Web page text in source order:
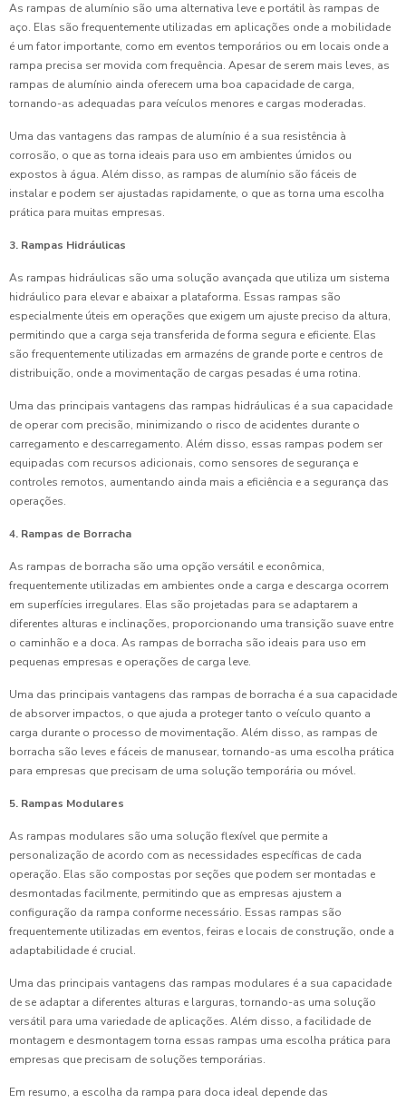
As rampas de alumínio são uma alternativa leve e portátil às rampas de
aço. Elas são frequentemente utilizadas em aplicações onde a mobilidade
é um fator importante, como em eventos temporários ou em locais onde a
rampa precisa ser movida com frequência. Apesar de serem mais leves, as
rampas de alumínio ainda oferecem uma boa capacidade de carga,
tornando-as adequadas para veículos menores e cargas moderadas.
Uma das vantagens das rampas de alumínio é a sua resistência à
corrosão, o que as torna ideais para uso em ambientes úmidos ou
expostos à água. Além disso, as rampas de alumínio são fáceis de
instalar e podem ser ajustadas rapidamente, o que as torna uma escolha
prática para muitas empresas.
3. Rampas Hidráulicas
As rampas hidráulicas são uma solução avançada que utiliza um sistema
hidráulico para elevar e abaixar a plataforma. Essas rampas são
especialmente úteis em operações que exigem um ajuste preciso da altura,
permitindo que a carga seja transferida de forma segura e eficiente. Elas
são frequentemente utilizadas em armazéns de grande porte e centros de
distribuição, onde a movimentação de cargas pesadas é uma rotina.
Uma das principais vantagens das rampas hidráulicas é a sua capacidade
de operar com precisão, minimizando o risco de acidentes durante o
carregamento e descarregamento. Além disso, essas rampas podem ser
equipadas com recursos adicionais, como sensores de segurança e
controles remotos, aumentando ainda mais a eficiência e a segurança das
operações.
4. Rampas de Borracha
As rampas de borracha são uma opção versátil e econômica,
frequentemente utilizadas em ambientes onde a carga e descarga ocorrem
em superfícies irregulares. Elas são projetadas para se adaptarem a
diferentes alturas e inclinações, proporcionando uma transição suave entre
o caminhão e a doca. As rampas de borracha são ideais para uso em
pequenas empresas e operações de carga leve.
Uma das principais vantagens das rampas de borracha é a sua capacidade
de absorver impactos, o que ajuda a proteger tanto o veículo quanto a
carga durante o processo de movimentação. Além disso, as rampas de
borracha são leves e fáceis de manusear, tornando-as uma escolha prática
para empresas que precisam de uma solução temporária ou móvel.
5. Rampas Modulares
As rampas modulares são uma solução flexível que permite a
personalização de acordo com as necessidades específicas de cada
operação. Elas são compostas por seções que podem ser montadas e
desmontadas facilmente, permitindo que as empresas ajustem a
configuração da rampa conforme necessário. Essas rampas são
frequentemente utilizadas em eventos, feiras e locais de construção, onde a
adaptabilidade é crucial.
Uma das principais vantagens das rampas modulares é a sua capacidade
de se adaptar a diferentes alturas e larguras, tornando-as uma solução
versátil para uma variedade de aplicações. Além disso, a facilidade de
montagem e desmontagem torna essas rampas uma escolha prática para
empresas que precisam de soluções temporárias.
Em resumo, a escolha da rampa para doca ideal depende das